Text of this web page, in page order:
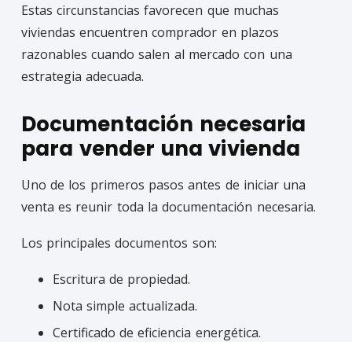
Estas circunstancias favorecen que muchas
viviendas encuentren comprador en plazos
razonables cuando salen al mercado con una
estrategia adecuada.
Documentación necesaria
para vender una vivienda
Uno de los primeros pasos antes de iniciar una
venta es reunir toda la documentación necesaria.
Los principales documentos son:
Escritura de propiedad.
Nota simple actualizada.
Certificado de eficiencia energética.